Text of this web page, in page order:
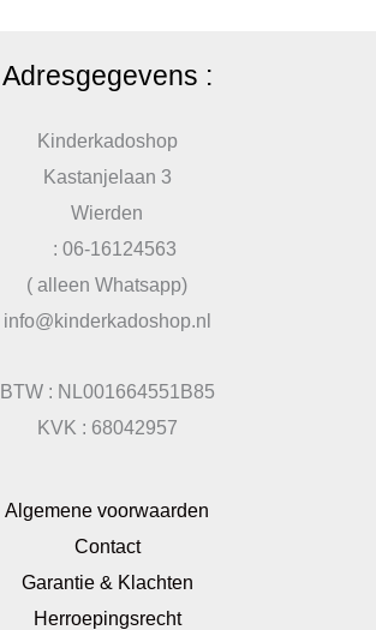
Adresgegevens :
Kinderkadoshop
Kastanjelaan 3
Wierden
: 06-16124563
( alleen Whatsapp)
info@kinderkadoshop.nl
BTW : NL001664551B85
KVK : 68042957
Algemene voorwaarden
Contact
Garantie & Klachten
Herroepingsrecht